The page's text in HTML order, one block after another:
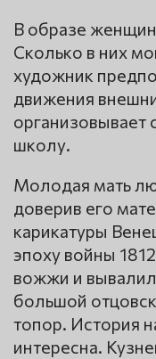
В образе
Сколько в них
художник
движения
школу.
Молодая мать
доверив его
карикатуры
эпоху войны
вожжи и
большой
топор. История
интересна.